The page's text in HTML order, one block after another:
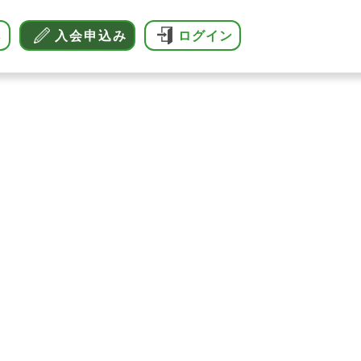
入会申込み ログイン